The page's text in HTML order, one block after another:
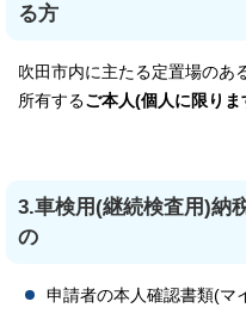
る方
吹田市内に主たる定置場のあ
所有するご本人(個人に限りま
3.車検用(継続検査用)納
の
申請者の本人確認書類(マ